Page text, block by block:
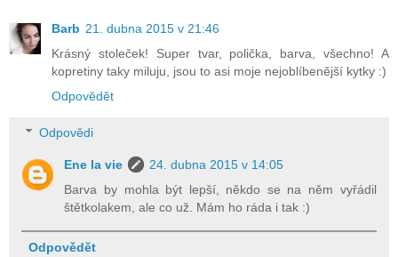
Barb 21. dubna 2015 v 21:46
Krásný stoleček! Super tvar, polička, barva, všechno! A
kopretiny taky miluju, jsou to asi moje nejoblíbenější kytky :)
Odpovědět
Odpovědi
Ene la vie
24. dubna 2015 v 14:05
Barva by mohla být lepší, někdo se na něm vyřádil
štětkolakem, ale co už. Mám ho ráda i tak :)
Odpovědět